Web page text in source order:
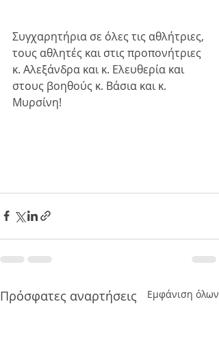
Συγχαρητήρια σε όλες τις αθλήτριες,
τους αθλητές και στις προπονήτριες
κ. Αλεξάνδρα και κ. Ελευθερία και
στους βοηθούς κ. Βάσια και κ.
Μυρσίνη!
Πρόσφατες αναρτήσεις Εμφάνιση όλων